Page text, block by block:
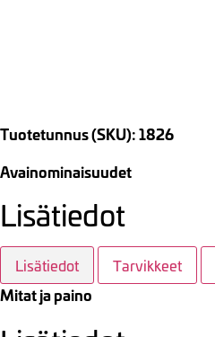
Tuotetunnus (SKU): 1826
Avainominaisuudet
Lisätiedot
Lisätiedot Tarvikkeet
Mitat ja paino